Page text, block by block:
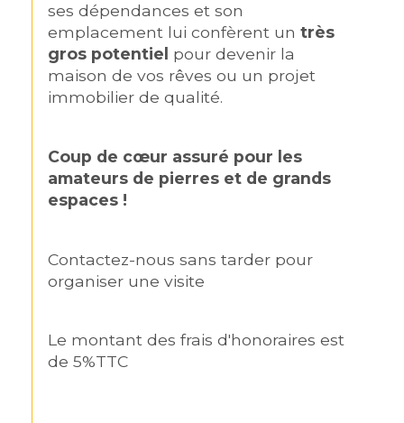
ses dépendances et son
emplacement lui confèrent un très
gros potentiel pour devenir la
maison de vos rêves ou un projet
immobilier de qualité.
Coup de cœur assuré pour les
amateurs de pierres et de grands
espaces !
Contactez-nous sans tarder pour
organiser une visite
Le montant des frais d'honoraires est
de 5%TTC